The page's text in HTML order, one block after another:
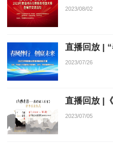
2023/08/02
2023/07/26
2023/07/05